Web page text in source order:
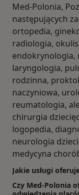
Med-Polonia,
następujących
ortopedia,
radiologia,
endokrynologia,
laryngologia,
rodzinna,
naczyniowa,
reumatologia,
chirurgia
logopedia,
neurologia
medycyna
Jakie usługi
Czy Med-Polonia